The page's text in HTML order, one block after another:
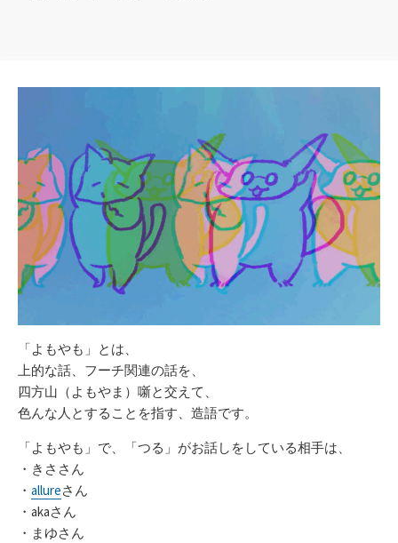
「よもやも」とは、
上的な話、フーチ関連の話を、
四方山（よもやま）噺と交えて、
色んな人とすることを指す、造語です。
「よもやも」で、「つる」がお話しをしている相手は、
・きささん
・ allureさん
・akaさん
・まゆさん